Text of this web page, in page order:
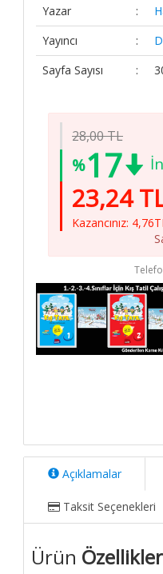
Yazar
:
Yayıncı
:
Sayfa Sayısı
:
28,00 TL
%17
23,24
Kazancınız:
Açıklamalar
Taksit Seçenekleri
Ürün
Sipariş
Koşulları
Hakkımızda
Elit Kitap
Sosyal
Medya
/ elitkitap
/ elitkitap
/ elitkitap
/ elitkitap